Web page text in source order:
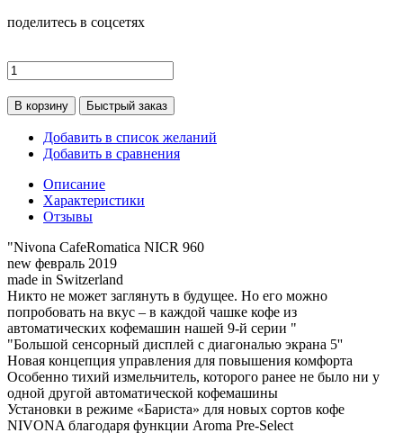
поделитесь в соцсетях
В корзину Быстрый заказ
Добавить в список желаний
Добавить в сравнения
Описание
Характеристики
Отзывы
"Nivona CafeRomatica NICR 960
new февраль 2019
made in Switzerland
Никто не может заглянуть в будущее. Но его можно
попробовать на вкус – в каждой чашке кофе из
автоматических кофемашин нашей 9-й серии "
"Большой сенсорный дисплей с диагональю экрана 5''
Новая концепция управления для повышения комфорта
Особенно тихий измельчитель, которого ранее не было ни у
одной другой автоматической кофемашины
Установки в режиме «Бариста» для новых сортов кофе
NIVONA благодаря функции Aroma Pre-Select